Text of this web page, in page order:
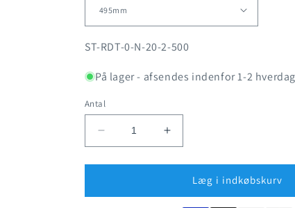
SKU:
ST-RDT-0-N-20-2-500
På lager - afsendes indenfor 1-2
Antal
Reducer
antallet
for
stål
Øg
antallet
for
stål
Læg i indkøbskurv